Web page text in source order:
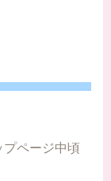
プページ中頃